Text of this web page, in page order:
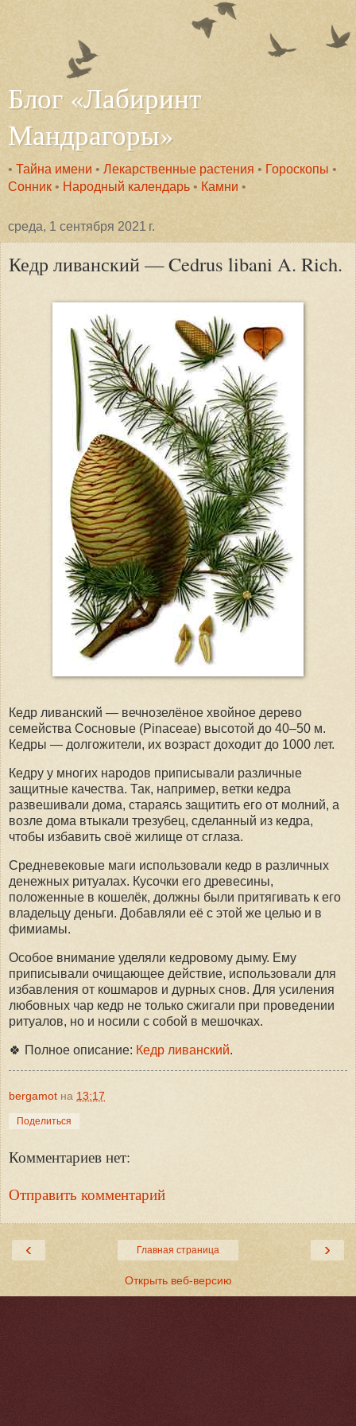
Блог «Лабиринт
Мандрагоры»
• Тайна имени • Лекарственные растения • Гороскопы •
Сонник • Народный календарь • Камни •
среда, 1 сентября 2021 г.
Кедр ливанский — Cedrus libani A. Rich.
Кедр ливанский — вечнозелёное хвойное дерево
семейства Сосновые (Pinaceae) высотой до 40–50 м.
Кедры — долгожители, их возраст доходит до 1000 лет.
Кедру у многих народов приписывали различные
защитные качества. Так, например, ветки кедра
развешивали дома, стараясь защитить его от молний, а
возле дома втыкали трезубец, сделанный из кедра,
чтобы избавить своё жилище от сглаза.
Средневековые маги использовали кедр в различных
денежных ритуалах. Кусочки его древесины,
положенные в кошелёк, должны были притягивать к его
владельцу деньги. Добавляли её с этой же целью и в
фимиамы.
Особое внимание уделяли кедровому дыму. Ему
приписывали очищающее действие, использовали для
избавления от кошмаров и дурных снов. Для усиления
любовных чар кедр не только сжигали при проведении
ритуалов, но и носили с собой в мешочках.
🍀 Полное описание: Кедр ливанский.
bergamot на 13:17
Поделиться
Комментариев нет:
Отправить комментарий
‹ ›
Главная страница
Открыть веб-версию